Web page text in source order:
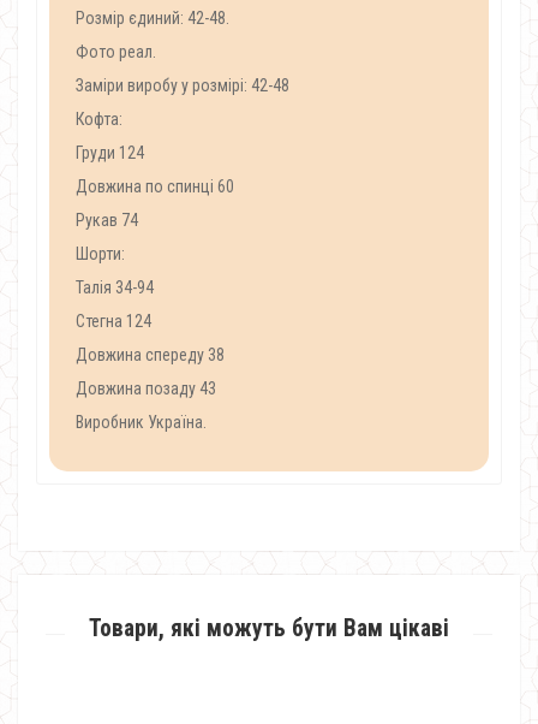
Розмір єдиний: 42-48.
Фото реал.
Заміри виробу у розмірі: 42-48
Кофта:
Груди 124
Довжина по спинці 60
Рукав 74
Шорти:
Талія 34-94
Стегна 124
Довжина спереду 38
Довжина позаду 43
Виробник Україна.
Товари, які можуть бути Вам цікаві